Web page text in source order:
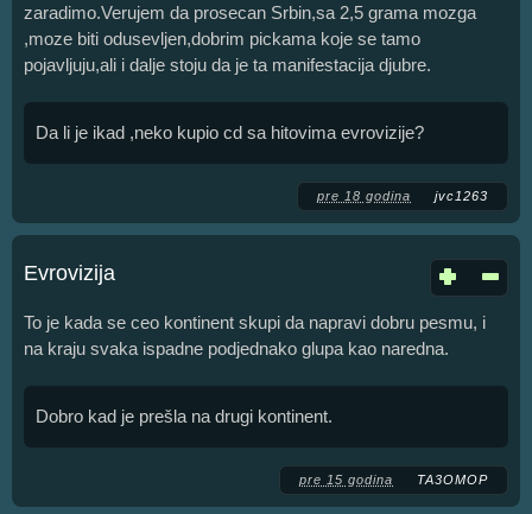
zaradimo.Verujem da prosecan Srbin,sa 2,5 grama mozga
,moze biti odusevljen,dobrim pickama koje se tamo
pojavljuju,ali i dalje stoju da je ta manifestacija djubre.
Da li je ikad ,neko kupio cd sa hitovima evrovizije?
pre 18 godina jvc1263
Evrovizija
To je kada se ceo kontinent skupi da napravi dobru pesmu, i
na kraju svaka ispadne podjednako glupa kao naredna.
Dobro kad je prešla na drugi kontinent.
pre 15 godina TA3OMOP